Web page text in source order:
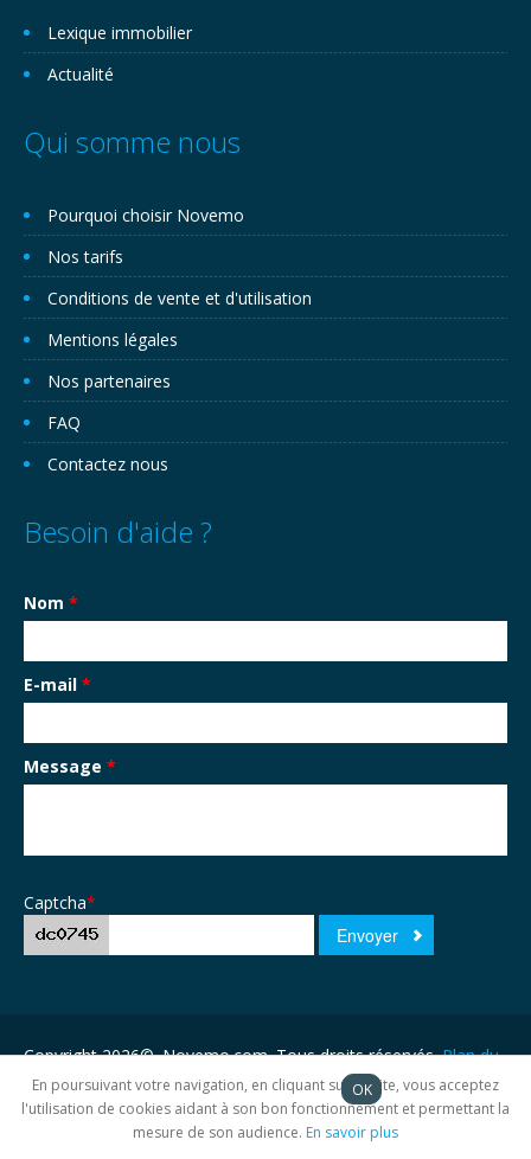
Lexique immobilier
Actualité
Qui somme nous
Pourquoi choisir Novemo
Nos tarifs
Conditions de vente et d'utilisation
Mentions légales
Nos partenaires
FAQ
Contactez nous
Besoin d'aide ?
Nom *
E-mail *
Message *
Captcha*
Copyright 2026©. Novemo.com. Tous droits réservés.Plan du
site
En poursuivant votre navigation, en cliquant sur ce site, vous acceptez
l'utilisation de cookies aidant à son bon fonctionnement et permettant la
mesure de son audience. En savoir plus
OK